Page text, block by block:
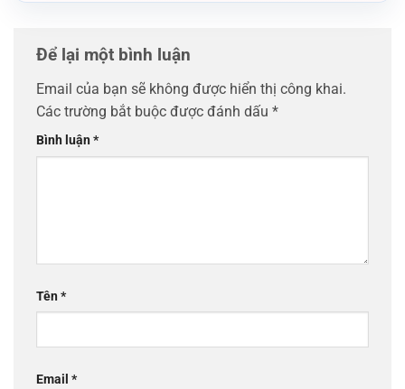
Để lại một bình luận
Email của bạn sẽ không được hiển thị công khai.
Các trường bắt buộc được đánh dấu *
Bình luận*
Tên*
Email *